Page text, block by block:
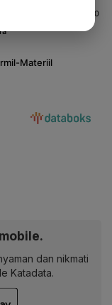
dan nikmati
Katadata.